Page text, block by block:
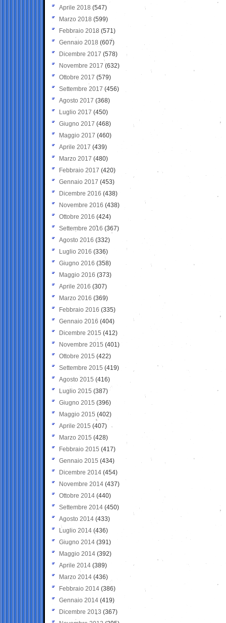
Aprile 2018 (547)
Marzo 2018 (599)
Febbraio 2018 (571)
Gennaio 2018 (607)
Dicembre 2017 (578)
Novembre 2017 (632)
Ottobre 2017 (579)
Settembre 2017 (456)
Agosto 2017 (368)
Luglio 2017 (450)
Giugno 2017 (468)
Maggio 2017 (460)
Aprile 2017 (439)
Marzo 2017 (480)
Febbraio 2017 (420)
Gennaio 2017 (453)
Dicembre 2016 (438)
Novembre 2016 (438)
Ottobre 2016 (424)
Settembre 2016 (367)
Agosto 2016 (332)
Luglio 2016 (336)
Giugno 2016 (358)
Maggio 2016 (373)
Aprile 2016 (307)
Marzo 2016 (369)
Febbraio 2016 (335)
Gennaio 2016 (404)
Dicembre 2015 (412)
Novembre 2015 (401)
Ottobre 2015 (422)
Settembre 2015 (419)
Agosto 2015 (416)
Luglio 2015 (387)
Giugno 2015 (396)
Maggio 2015 (402)
Aprile 2015 (407)
Marzo 2015 (428)
Febbraio 2015 (417)
Gennaio 2015 (434)
Dicembre 2014 (454)
Novembre 2014 (437)
Ottobre 2014 (440)
Settembre 2014 (450)
Agosto 2014 (433)
Luglio 2014 (436)
Giugno 2014 (391)
Maggio 2014 (392)
Aprile 2014 (389)
Marzo 2014 (436)
Febbraio 2014 (386)
Gennaio 2014 (419)
Dicembre 2013 (367)